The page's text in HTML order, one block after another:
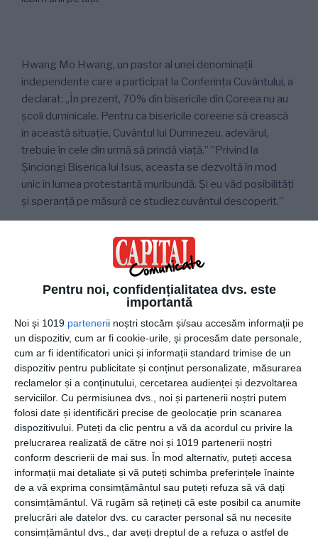
Pentru noi, confidențialitatea dvs. este
importantă
Noi și 1019 partenerii noștri stocăm și/sau accesăm informații pe
un dispozitiv, cum ar fi cookie-urile, și procesăm date personale,
cum ar fi identificatori unici și informații standard trimise de un
dispozitiv pentru publicitate și conținut personalizate, măsurarea
reclamelor și a conținutului, cercetarea audienței și dezvoltarea
serviciilor. Cu permisiunea dvs., noi și partenerii noștri putem
folosi date și identificări precise de geolocație prin scanarea
dispozitivului. Puteți da clic pentru a vă da acordul cu privire la
prelucrarea realizată de către noi și 1019 partenerii noștri
conform descrierii de mai sus. În mod alternativ, puteți accesa
informații mai detaliate și vă puteți schimba preferințele înainte
de a vă exprima consimțământul sau puteți refuza să vă dați
consimțământul. Vă rugăm să rețineți că este posibil ca anumite
prelucrări ale datelor dvs. cu caracter personal să nu necesite
consimțământul dvs., dar aveți dreptul de a refuza o astfel de
Hwang Mo Hwang, un pastor al unei denominații
independente care a participat la Conferința Cuvântului, a
declarat: „În prezent, 70% din bisericile din Coreea nu au
școli duminicale. Pentru ca bisericile coreene să crească
în această situație, Cuvântul lui Dumnezeu, adevărul,
trebuie în cele din urmă să prindă viață.” ”Privind la
Șinciongi Biserica lui Isus, aceasta se dezvoltă în mod
unic în lumea protestantă muribundă. Și eu văd posibilități
și speranță pe măsură ce studiez cuvântul descoperit.”
„Ascultându-l, toate semnele de întrebare din capul meu
s-au transformat în semne de exclamare, deoarece
prorociile erau atât de dificile”, a declarat pastorul
prezbiterian Choi Mo. „Sunt nerăbdător să aflu mai multe
și sper că mai mulți pastori vor avea aceeași experiență
de revigorare a pasiunii lor ca mine.”
Alte mărturii de la pastori au inclus: „Abia aștept să le
spun colegilor mei pastori ce m-a impresionat” și „Sunt
mișcat de fiecare dată când ascult predica.
Un oficial din Șinciongi Biserica lui Isus a declarat: „Cred
că această Conferință a Cuvântului a deschis un spațiu